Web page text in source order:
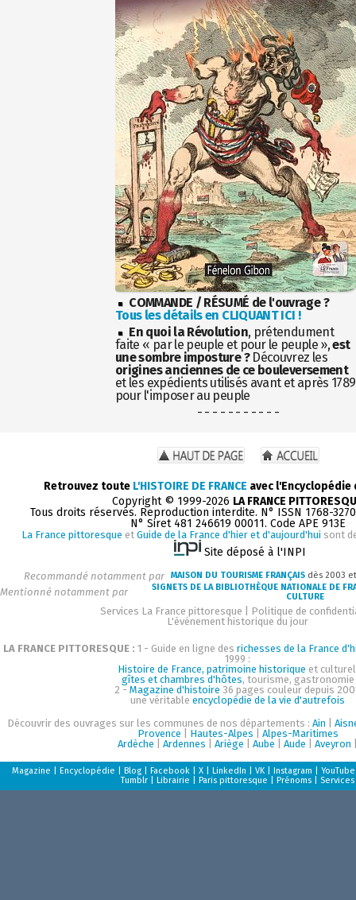
COMMANDE / RÉSUMÉ de l'ouvrage ?
Tous les détails en CLIQUANT ICI !
En quoi la Révolution, prétendument
faite « par le peuple et pour le peuple »,est
une sombre imposture ?Découvrez les
origines anciennes de ce bouleversement
et les expédients utilisés avant et après 1789
pour l'imposer au peuple
- - - - - - - - - - -
Retrouvez toute L'HISTOIRE DE FRANCE avec
Copyright © 1999-2026 LA FRANCE
Tous droits réservés. Reproduction interdite. N° ISSN 1768-
N° Siret 481 246619 00011. Code APE 913E
La France pittoresque et Guide de la France d'hier et d'aujourd'hui sont
Site déposé à l'INPI
Recommandé notamment par MAISON DU TOURISME FRANÇAIS dès 2003
Mentionné notamment par
SIGNETS DE LA BIBLIOTHÈQUE NATIONALE DE
CULTURE
Services La France pittoresque
Politique de
L'événement historique du jour
LA FRANCE PITTORESQUE : 1 - Guide en ligne des richesses de la France
1999 :
Histoire de France, patrimoine historique et
gîtes et chambres d'hôtes, tourisme, gastronomie
2 - Magazine d'histoire 36 pages couleur depuis
une véritableencyclopédie de la vie d'autrefois
Découvrir des ouvrages sur les communes de nos départements :Ain |
Provence
Hautes-Alpes
Alpes-Maritimes
Ardèche |Ardennes |Ariège |Aube |Aude |Aveyron
Magazine |Encyclopédie |Blog |Facebook |X |LinkedIn |VK |Instagram |YouTube
Tumblr |Librairie |Paris pittoresque |Prénoms Services